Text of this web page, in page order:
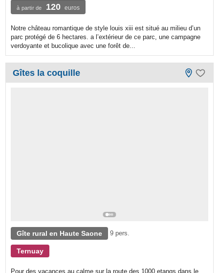
à partir de 120 euros
Notre château romantique de style louis xiii est situé au milieu d’un
parc protégé de 6 hectares. a l’extérieur de ce parc, une campagne
verdoyante et bucolique avec une forêt de...
Gîtes la coquille
Gîte rural en Haute Saone 9 pers.
Ternuay
Pour des vacances au calme sur la route des 1000 etangs dans le